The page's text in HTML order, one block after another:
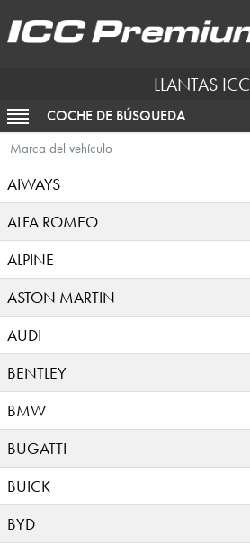
LLANTAS ICC
ACTIVAR NAVEGACIÓN
COCHE DE BÚSQUEDA
Marca del vehículo
AIWAYS
ALFA ROMEO
ALPINE
ASTON MARTIN
AUDI
BENTLEY
BMW
BUGATTI
BUICK
BYD